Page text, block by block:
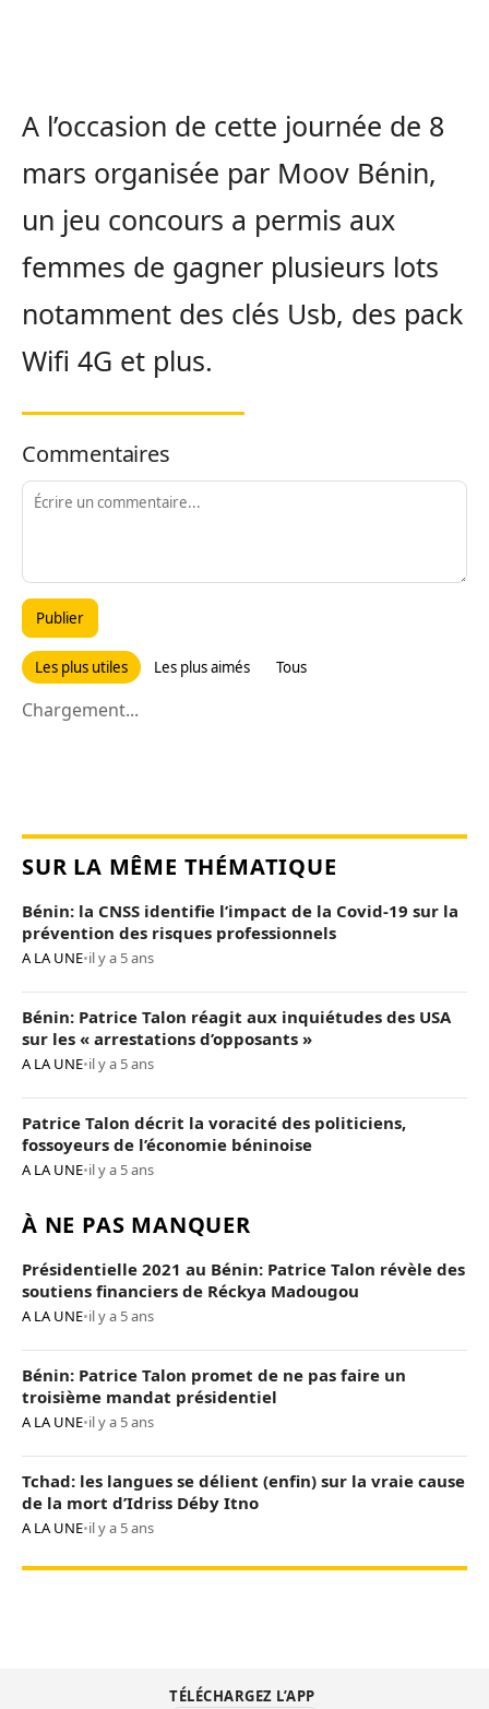
A l’occasion de cette journée de 8
mars organisée par Moov Bénin,
un jeu concours a permis aux
femmes de gagner plusieurs lots
notamment des clés Usb, des pack
Wifi 4G et plus.
Commentaires
Publier
Les plus utiles Les plus aimés Tous
Chargement...
SUR LA MÊME THÉMATIQUE
Bénin: la CNSS identifie l’impact de la Covid-19 sur la
prévention des risques professionnels
A LA UNE•il y a 5 ans
Bénin: Patrice Talon réagit aux inquiétudes des USA
sur les « arrestations d’opposants »
A LA UNE•il y a 5 ans
Patrice Talon décrit la voracité des politiciens,
fossoyeurs de l’économie béninoise
A LA UNE•il y a 5 ans
À NE PAS MANQUER
Présidentielle 2021 au Bénin: Patrice Talon révèle des
soutiens financiers de Réckya Madougou
A LA UNE•il y a 5 ans
Bénin: Patrice Talon promet de ne pas faire un
troisième mandat présidentiel
A LA UNE•il y a 5 ans
Tchad: les langues se délient (enfin) sur la vraie cause
de la mort d’Idriss Déby Itno
A LA UNE•il y a 5 ans
TÉLÉCHARGEZ L’APP